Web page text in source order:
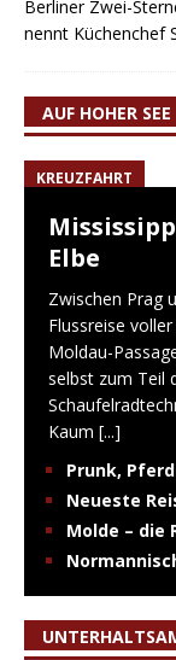
Berliner Zwei-
nennt Küchenchef
AUF HOHER SEE
KREUZFAHRT
Elbe
Zwischen Prag
Flussreise
Moldau-
selbst zum Teil
Kaum [...]
Prunk,
Neueste
Molde – die